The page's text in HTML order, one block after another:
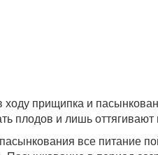
прищипка и
плодов и лишь
все питание